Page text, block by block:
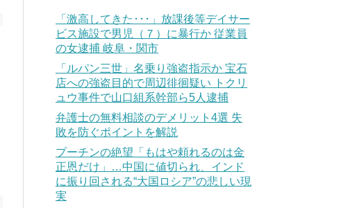
「激高してきた･･･」放課後等デイサー
ビス施設で男児（７）に暴行か 従業員
の女逮捕 岐阜・関市
「ルパン三世」名乗り強盗指示か 宝石
店への強盗目的で周辺徘徊疑い トクリ
ュウ事件で山口組系幹部ら5人逮捕
弁護士の無料相談のデメリット4選 失
敗を防ぐポイントを解説
プーチンの絶望「もはや頼れるのは金
正恩だけ」…中国に値切られ、インド
に振り回される“大国ロシア”の悲しい現
実